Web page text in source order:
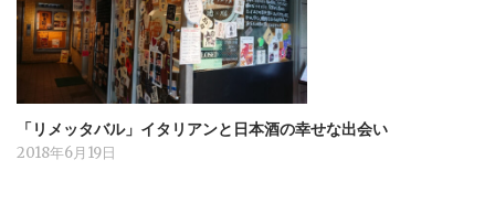
「リメッタバル」イタリアンと日本酒の幸せな出会い
2018年6月19日